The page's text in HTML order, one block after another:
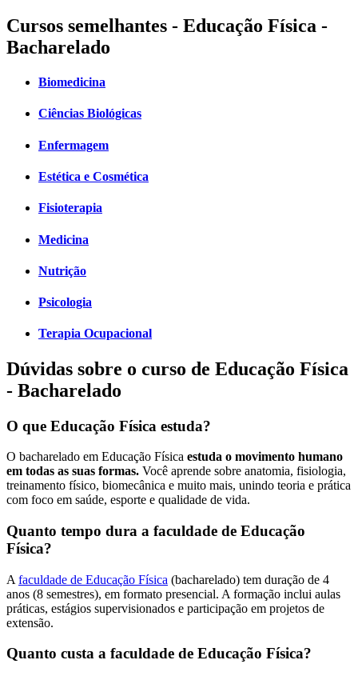
Cursos semelhantes - Educação Física -
Bacharelado
Biomedicina
Ciências Biológicas
Enfermagem
Estética e Cosmética
Fisioterapia
Medicina
Nutrição
Psicologia
Terapia Ocupacional
Dúvidas sobre o curso de Educação Física
- Bacharelado
O que Educação Física estuda?
O bacharelado em Educação Física estuda o movimento humano
em todas as suas formas. Você aprende sobre anatomia, fisiologia,
treinamento físico, biomecânica e muito mais, unindo teoria e prática
com foco em saúde, esporte e qualidade de vida.
Quanto tempo dura a faculdade de Educação
Física?
A faculdade de Educação Física (bacharelado) tem duração de 4
anos (8 semestres), em formato presencial. A formação inclui aulas
práticas, estágios supervisionados e participação em projetos de
extensão.
Quanto custa a faculdade de Educação Física?